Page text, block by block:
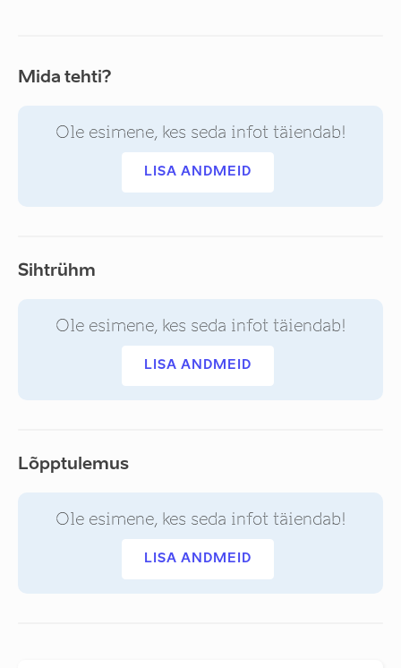
Mida tehti?
Ole esimene, kes seda infot täiendab!
LISA ANDMEID
Sihtrühm
Ole esimene, kes seda infot täiendab!
LISA ANDMEID
Lõpptulemus
Ole esimene, kes seda infot täiendab!
LISA ANDMEID